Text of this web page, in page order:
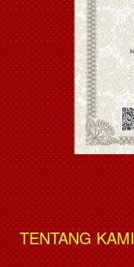
TENTANG KAMI